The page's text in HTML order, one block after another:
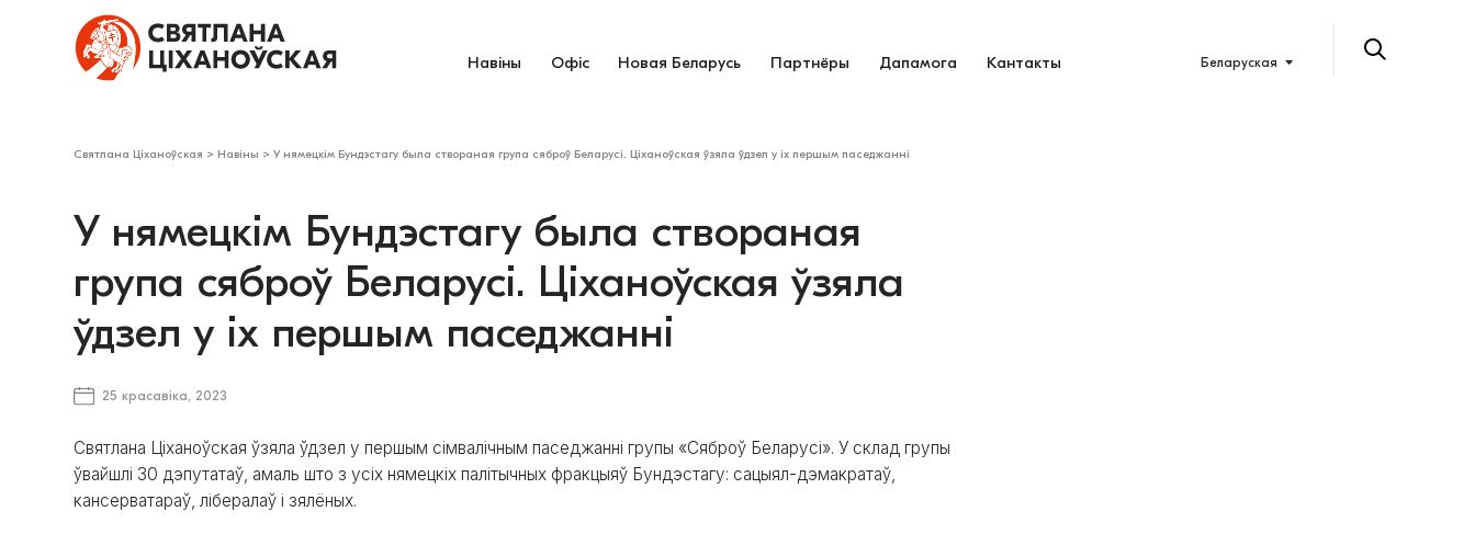
Навіны Офіс Новая Беларусь Партнёры Дапамога Кантакты Беларуская
Святлана Ціханоўская > Навіны >У нямецкім Бундэстагу была створаная група сяброў Беларусі. Ціханоўская ўзяла ўдзел у іх першым паседжанні
У нямецкім Бундэстагу была створаная
група сяброў Беларусі. Ціханоўская ўзяла
ўдзел у іх першым паседжанні
25 красавіка, 2023
Святлана Ціханоўская ўзяла ўдзел у першым сімвалічным паседжанні групы «Сяброў Беларусі». У склад групы
ўвайшлі 30 дэпутатаў, амаль што з усіх нямецкіх палітычных фракцыяў Бундэстагу: сацыял-дэмакратаў,
кансерватараў, лібералаў і зялёных.